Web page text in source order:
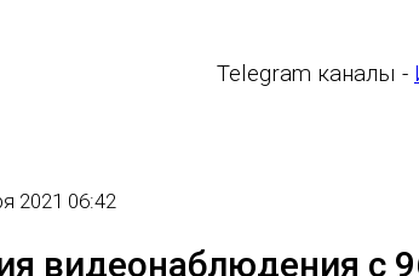
Telegram каналы -
2021 06:42
видеонаблюдения с